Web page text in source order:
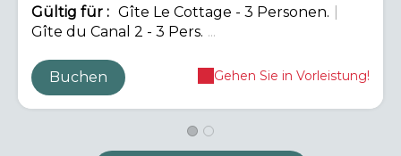
Gültig für : Gîte Le Cottage - 3 Personen.
Gîte du Canal 2 - 3 Pers. ...
Buchen Gehen Sie in Vorleistung!